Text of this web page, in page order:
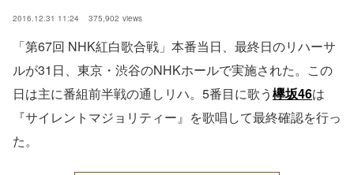
2016.12.31 11:24 375,902 views
「第67回 NHK紅白歌合戦」本番当日、最終日のリハーサ
ルが31日、東京・渋谷のNHKホールで実施された。この
日は主に番組前半戦の通しリハ。5番目に歌う欅坂46は
『サイレントマジョリティー』を歌唱して最終確認を行っ
た。